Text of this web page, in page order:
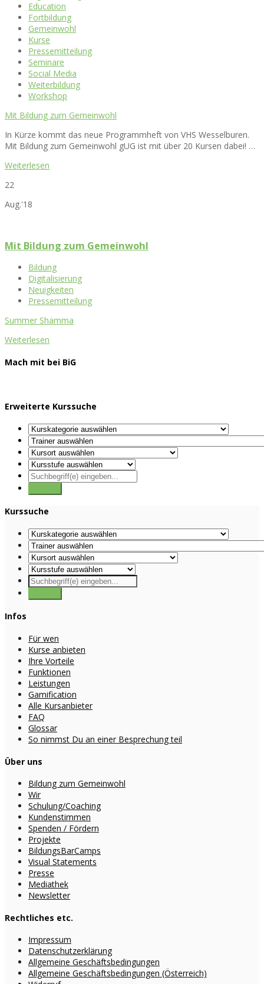
Education
Fortbildung
Gemeinwohl
Kurse
Pressemitteilung
Seminare
Social Media
Weiterbildung
Workshop
Mit Bildung zum Gemeinwohl
In Kürze kommt das neue Programmheft von VHS Wesselburen.
Mit Bildung zum Gemeinwohl gUG ist mit über 20 Kursen dabei! …
Weiterlesen
22
Aug.'18
Mit Bildung zum Gemeinwohl
Bildung
Digitalisierung
Neuigkeiten
Pressemitteilung
Summer Shamma
Weiterlesen
Mach mit bei BiG
Erweiterte Kurssuche
Kurssuche
Infos
Für wen
Kurse anbieten
Ihre Vorteile
Funktionen
Leistungen
Gamification
Alle Kursanbieter
FAQ
Glossar
So nimmst Du an einer Besprechung teil
Über uns
Bildung zum Gemeinwohl
Wir
Schulung/Coaching
Kundenstimmen
Spenden / Fördern
Projekte
BildungsBarCamps
Visual Statements
Presse
Mediathek
Newsletter
Rechtliches etc.
Impressum
Datenschutzerklärung
Allgemeine Geschäftsbedingungen
Allgemeine Geschäftsbedingungen (Österreich)